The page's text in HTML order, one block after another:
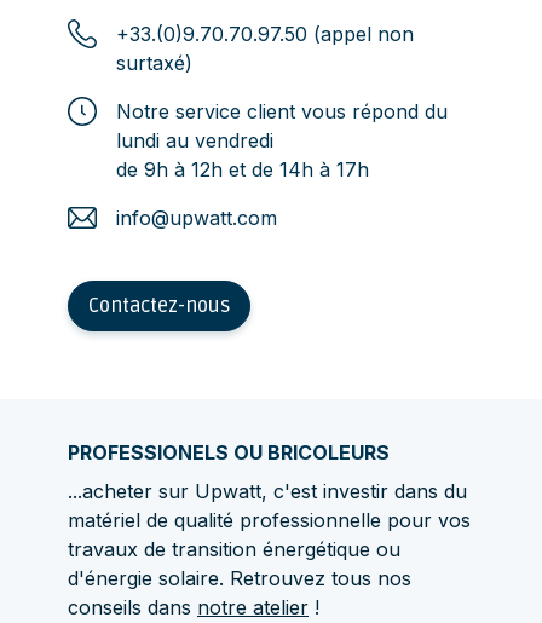
+33.(0)9.70.70.97.50 (appel non
surtaxé)
Notre service client vous répond du
lundi au vendredi
de 9h à 12h et de 14h à 17h
info@upwatt.com
Contactez-nous
PROFESSIONELS OU BRICOLEURS
...acheter sur Upwatt, c'est investir dans du
matériel de qualité professionnelle pour vos
travaux de transition énergétique ou
d'énergie solaire. Retrouvez tous nos
conseils dans notre atelier !